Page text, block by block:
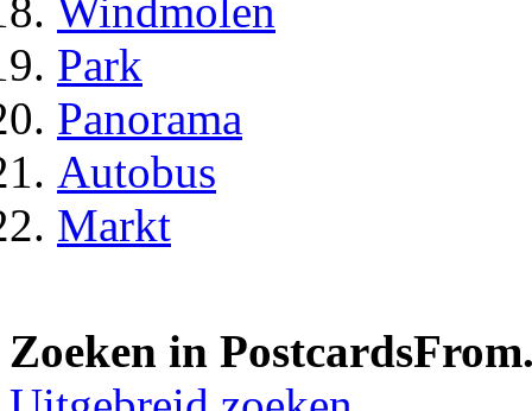
Windmolen
Park
Panorama
Autobus
Markt
Zoeken in